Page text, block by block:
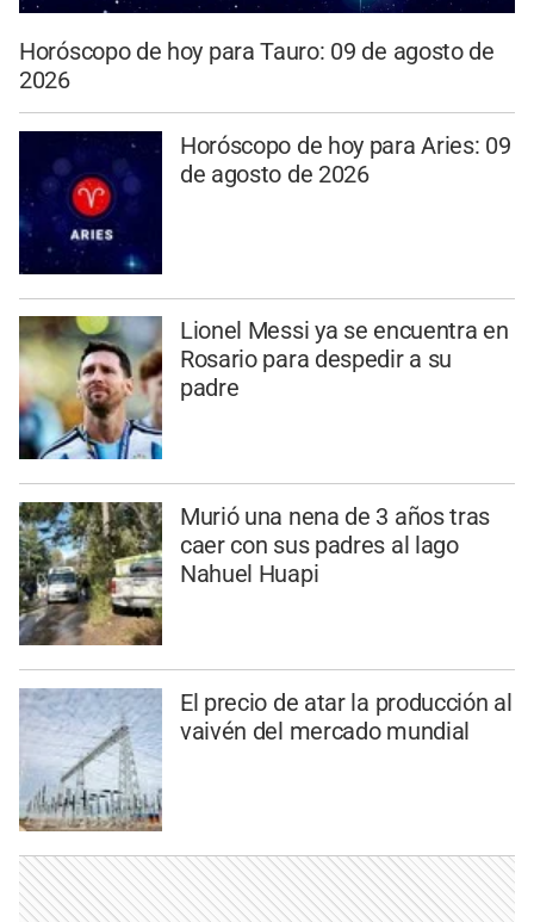
Horóscopo de hoy para Tauro: 09 de agosto de
2026
Horóscopo de hoy para Aries: 09
de agosto de 2026
Lionel Messi ya se encuentra en
Rosario para despedir a su
padre
Murió una nena de 3 años tras
caer con sus padres al lago
Nahuel Huapi
El precio de atar la producción al
vaivén del mercado mundial